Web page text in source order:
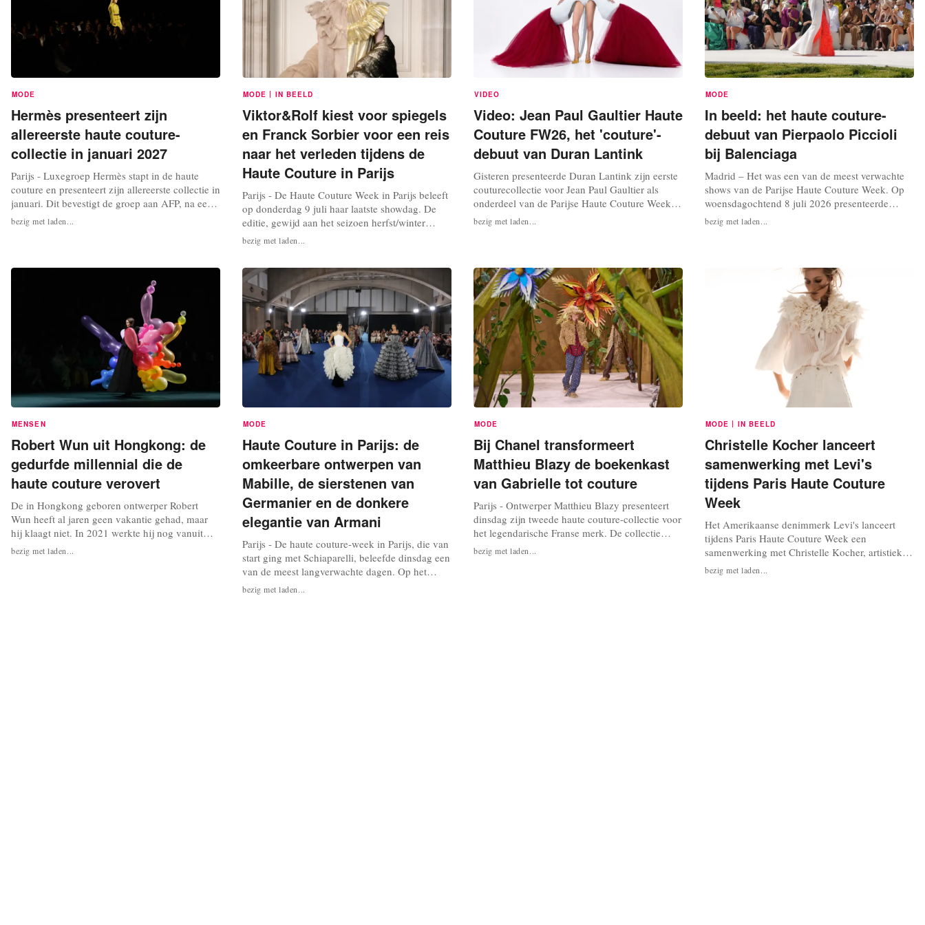
MODE
Hermès presenteert zijn
allereerste haute couture-
collectie in januari 2027
Parijs - Luxegroep Hermès stapt in de haute
couture en presenteert zijn allereerste collectie in
januari. Dit bevestigt de groep aan AFP, na een
bericht van Women's Wear Daily. De Franse
ontwerpster Nadège Vanhée is verantwoordelijk
damescollecties van de...
bezig met laden...
MODE | IN BEELD
Viktor&Rolf kiest voor spiegels
en Franck Sorbier voor een reis
naar het verleden tijdens de
Haute Couture in Parijs
Parijs - De Haute Couture Week in Parijs beleeft
op donderdag 9 juli haar laatste showdag. De
editie, gewijd aan het seizoen herfst/winter
2026-2027, vindt sinds afgelopen maandag
plaats in de Franse hoofdstad. Het Nederlandse
gebaseerd op contrasten, met een originele
enscenering. Op een draaiend...
bezig met laden...
VIDEO
Video: Jean Paul Gaultier Haute
Couture FW26, het 'couture'-
debuut van Duran Lantink
Gisteren presenteerde Duran Lantink zijn eerste
couturecollectie voor Jean Paul Gaultier als
onderdeel van de Parijse Haute Couture Week.
Een langverwacht debuut dat de nieuwe fase
van het modehuis onder zijn creatieve leiding
Gaultier in 1985 creëerde...
bezig met laden...
MODE
In beeld: het haute couture-
debuut van Pierpaolo Piccioli
bij Balenciaga
Madrid – Het was een van de meest verwachte
shows van de Parijse Haute Couture Week. Op
woensdagochtend 8 juli 2026 presenteerde
Balenciaga zijn jaarlijkse haute couture-
collectie. Dit is het eerste voorstel onder dit label
het historische modehuis eind...
bezig met laden...
MENSEN
Robert Wun uit Hongkong: de
gedurfde millennial die de
haute couture verovert
De in Hongkong geboren ontwerper Robert
Wun heeft al jaren geen vakantie gehad, maar
hij klaagt niet. In 2021 werkte hij nog vanuit
zijn keuken; nu kleedt hij enkele van 's werelds
bekendste artiesten. In slechts vijf jaar tijd is de
bezig met laden...
MODE
Haute Couture in Parijs: de
omkeerbare ontwerpen van
Mabille, de sierstenen van
Germanier en de donkere
elegantie van Armani
Parijs - De haute couture-week in Parijs, die van
start ging met Schiaparelli, beleefde dinsdag een
van de meest langverwachte dagen. Op het
programma stonden de tweede haute couture-
collectie van Matthieu Blazy voor Chanel en die
bezig met laden...
MODE
Bij Chanel transformeert
Matthieu Blazy de boekenkast
van Gabrielle tot couture
Parijs - Ontwerper Matthieu Blazy presenteert
dinsdag zijn tweede haute couture-collectie voor
het legendarische Franse merk. De collectie
bevat verwijzingen naar sprookjes als “Sjaak en
de Bonenstaak” en historische stukken uit het
bezig met laden...
MODE | IN BEELD
Christelle Kocher lanceert
samenwerking met Levi's
tijdens Paris Haute Couture
Week
Het Amerikaanse denimmerk Levi's lanceert
tijdens Paris Haute Couture Week een
samenwerking met Christelle Kocher, artistiek
directrice van Maison Lemarié. De collectie
toont ‘een radicale herinterpretatie van denim’.
bezig met laden...